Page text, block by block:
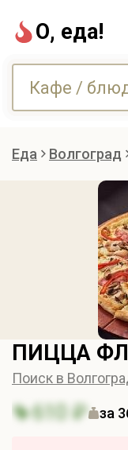
О, еда!
Еда Волгоград
ПИЦЦА
Поиск в
610 ₽ за